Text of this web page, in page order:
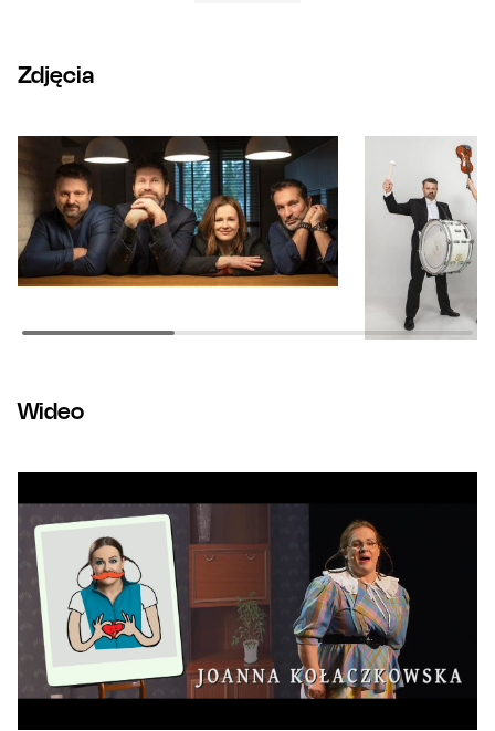
Zdjęcia
Wideo